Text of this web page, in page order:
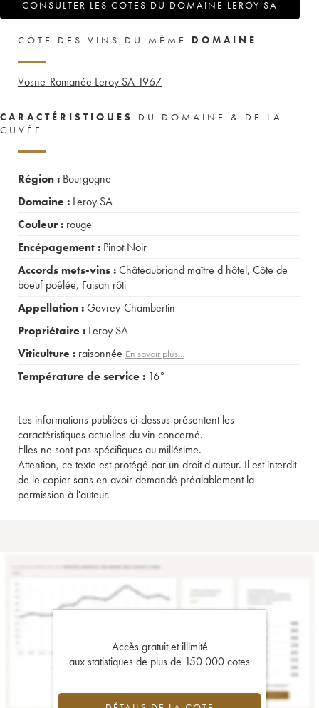
CONSULTER LES COTES DU DOMAINE LEROY SA
CÔTE DES VINS DU MÊME DOMAINE
Vosne-Romanée Leroy SA 1967
CARACTÉRISTIQUES
DU DOMAINE & DE LA
CUVÉE
Région : Bourgogne
Domaine : Leroy SA
Couleur : rouge
Encépagement : Pinot Noir
Accords mets-vins :Châteaubriand maître d hôtel, Côte de
boeuf poêlée, Faisan rôti
Appellation :Gevrey-Chambertin
Propriétaire : Leroy SA
Viticulture : raisonnée En savoir plus...
Température de service : 16°
Les informations publiées ci-dessus présentent les
caractéristiques actuelles du vin concerné.
Elles ne sont pas spécifiques au millésime.
Attention, ce texte est protégé par un droit d'auteur. Il est interdit
de le copier sans en avoir demandé préalablement la
permission à l'auteur.
Accès gratuit et illimité
aux statistiques de plus de 150 000 cotes